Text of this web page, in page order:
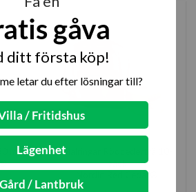
ml
Malringar Rödcederträ 10-
pack
Nordic Red Cedar®
gåva
ditt första köp!
letar du efter lösningar till?
/ Fritidshus
Lägenhet
Gård / Lantbruk